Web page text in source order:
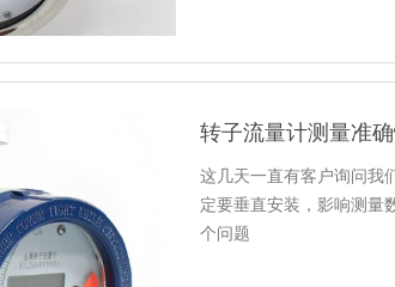
转子流量计测量准
这几天一直有客户询问我
定要垂直安装，影响测量
个问题